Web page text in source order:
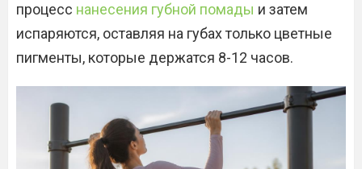
процесс нанесения губной помады и затем
испаряются, оставляя на губах только цветные
пигменты, которые держатся 8-12 часов.